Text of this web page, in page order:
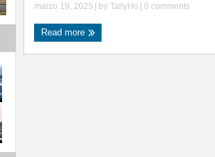
marzo 19, 2025 | by TallyHo 0 comments
Read more